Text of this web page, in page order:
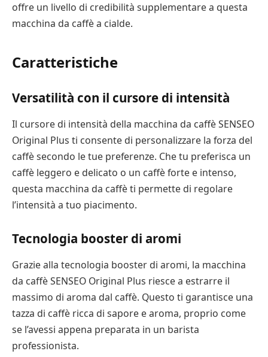
offre un livello di credibilità supplementare a questa
macchina da caffè a cialde.
Caratteristiche
Versatilità con il cursore di intensità
Il cursore di intensità della macchina da caffè SENSEO
Original Plus ti consente di personalizzare la forza del
caffè secondo le tue preferenze. Che tu preferisca un
caffè leggero e delicato o un caffè forte e intenso,
questa macchina da caffè ti permette di regolare
l’intensità a tuo piacimento.
Tecnologia booster di aromi
Grazie alla tecnologia booster di aromi, la macchina
da caffè SENSEO Original Plus riesce a estrarre il
massimo di aroma dal caffè. Questo ti garantisce una
tazza di caffè ricca di sapore e aroma, proprio come
se l’avessi appena preparata in un barista
professionista.